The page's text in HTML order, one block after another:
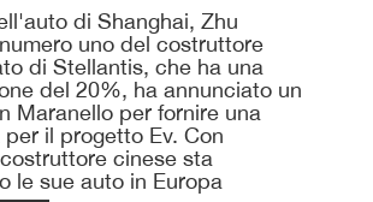
di Shanghai, Zhu
uno del costruttore
di Stellantis, che ha una
del 20%, ha annunciato un
Maranello per fornire una
il progetto Ev. Con
cinese sta
le sue auto in Europa